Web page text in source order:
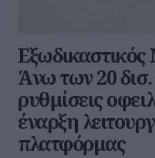
Άνω των 20
ρυθμίσεις
έναρξη
πλατφόρμας